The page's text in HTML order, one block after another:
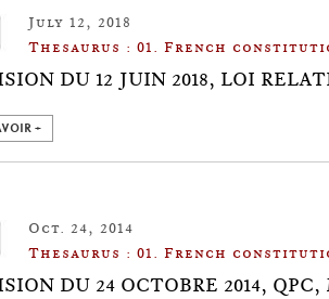
July 12, 2018
Thesaurus : 01. French
DU 12 JUIN 2018, LOI
+
Oct. 24, 2014
Thesaurus : 01. French
DU 24 OCTOBRE 2014,